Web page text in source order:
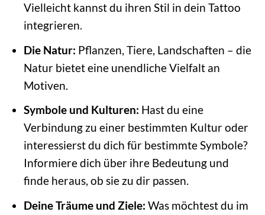
Vielleicht kannst du ihren Stil in dein Tattoo
integrieren.
Die Natur: Pflanzen, Tiere, Landschaften – die
Natur bietet eine unendliche Vielfalt an
Motiven.
Symbole und Kulturen: Hast du eine
Verbindung zu einer bestimmten Kultur oder
interessierst du dich für bestimmte Symbole?
Informiere dich über ihre Bedeutung und
finde heraus, ob sie zu dir passen.
Deine Träume und Ziele: Was möchtest du im